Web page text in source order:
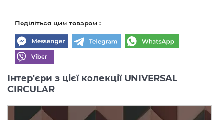
Поділіться цим товаром :
Інтер'єри з цієї колекції UNIVERSAL
CIRCULAR